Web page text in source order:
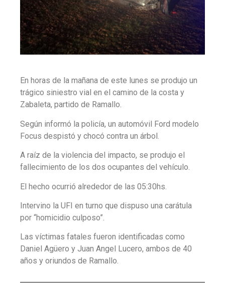
En horas de la mañana de este lunes se produjo un
trágico siniestro vial en el camino de la costa y
Zabaleta, partido de Ramallo.
Según informó la policía, un automóvil Ford modelo
Focus despistó y chocó contra un árbol.
A raíz de la violencia del impacto, se produjo el
fallecimiento de los dos ocupantes del vehículo.
El hecho ocurrió alrededor de las 05:30hs.
Intervino la UFI en turno que dispuso una carátula
por “homicidio culposo”.
Las víctimas fatales fueron identificadas como
Daniel Agüero y Juan Angel Lucero, ambos de 40
años y oriundos de Ramallo.